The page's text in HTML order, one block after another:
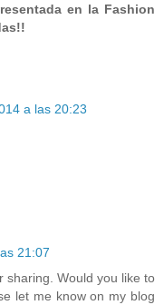
en la Fashion
a las 20:23
21:07
sharing. Would you like to
let me know on my blog